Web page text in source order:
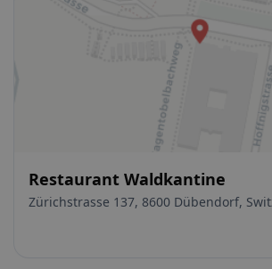
Restaurant Waldkantine
Zürichstrasse 137, 8600 Dübendorf,